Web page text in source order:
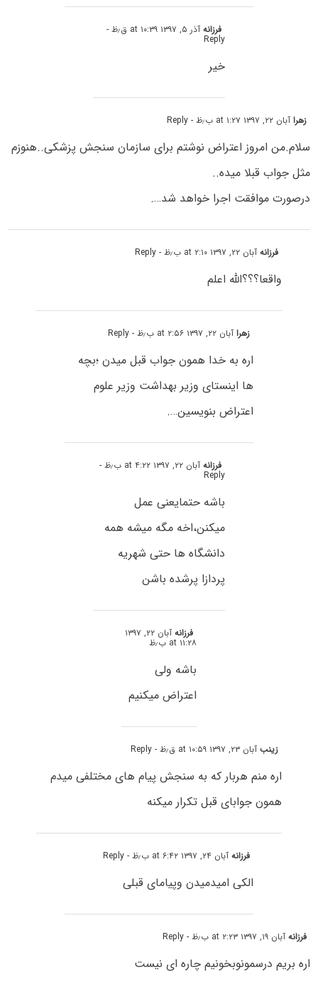
فرزانهآذر ۵, ۱۳۹۷ at ۱۰:۳۹ ق٫ظ -
Reply
خیر
زهراآبان ۲۲, ۱۳۹۷ at ۱:۲۷ ب٫ظ - Reply
سلام.من امروز اعتراض نوشتم برای سازمان سنجش پزشکی..هنوزم
مثل جواب قبلا میده..
درصورت موافقت اجرا خواهد شد….
فرزانهآبان ۲۲, ۱۳۹۷ at ۲:۱۰ ب٫ظ - Reply
واقعا؟؟؟الله اعلم
زهراآبان ۲۲, ۱۳۹۷ at ۲:۵۶ ب٫ظ - Reply
اره به خدا همون جواب قبل میدن ؛بچه
ها اینستای وزیر بهداشت وزیر علوم
اعتراض بنویسین….
فرزانهآبان ۲۲, ۱۳۹۷ at ۴:۲۲ ب٫ظ -
Reply
باشه حتمایعنی عمل
میکنن،اخه مگه میشه همه
دانشگاه ها حتی شهریه
پردازا پرشده باشن
فرزانه آبان ۲۲, ۱۳۹۷
at ۱۱:۲۸ ب٫ظ
باشه ولی
اعتراض میکنیم
زینبآبان ۲۳, ۱۳۹۷ at ۱۰:۵۹ ق٫ظ - Reply
اره منم هربار که به سنجش پیام های مختلفی میدم
همون جوابای قبل تکرار میکنه
فرزانهآبان ۲۴, ۱۳۹۷ at ۶:۴۲ ب٫ظ - Reply
الکی امیدمیدن وپیامای قبلی
فرزانهآبان ۱۹, ۱۳۹۷ at ۲:۲۳ ب٫ظ - Reply
اره بریم درسمونوبخونیم چاره ای نیست